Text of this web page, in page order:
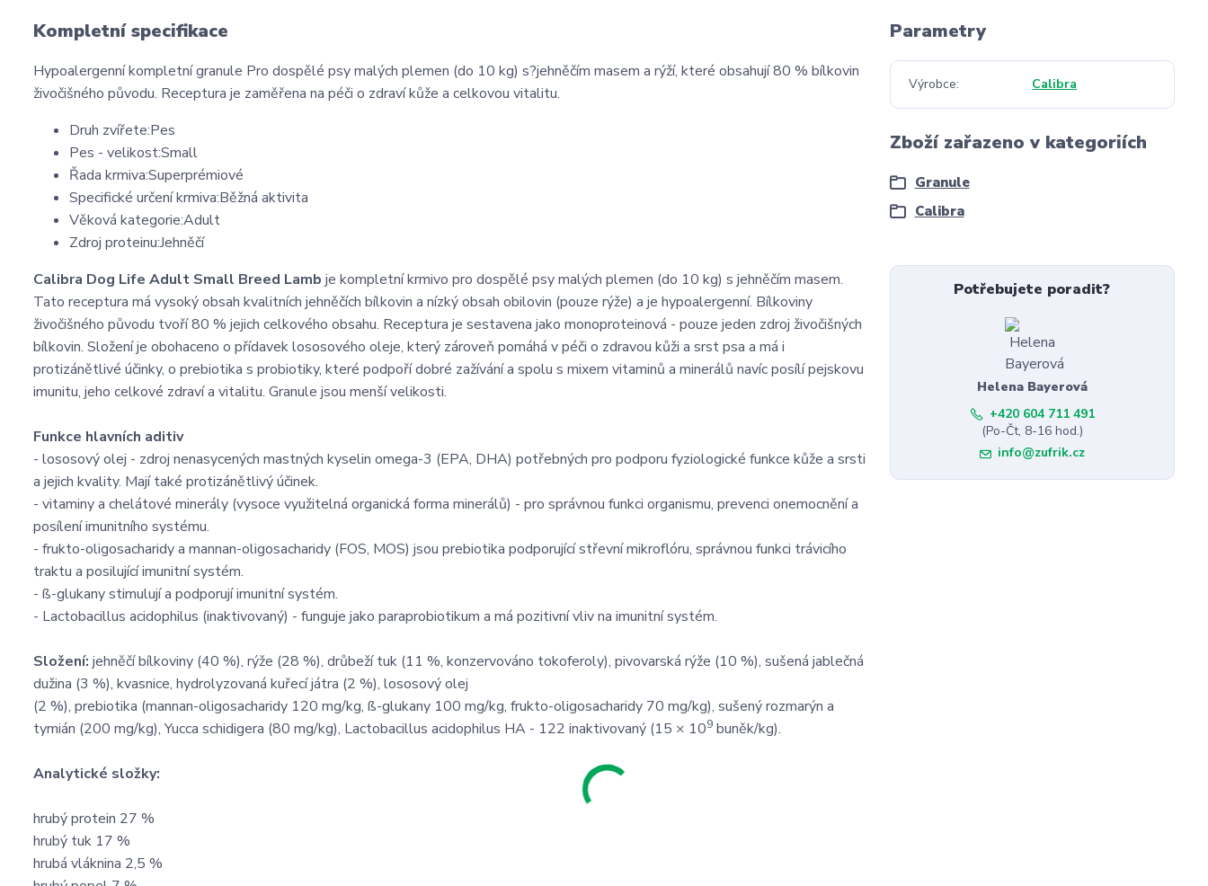
Kompletní specifikace
Hypoalergenní kompletní granule Pro dospělé psy malých plemen (do 10 kg) s?jehněčím masem a rýží, které obsahují 80 % bílkovin
živočišného původu. Receptura je zaměřena na péči o zdraví kůže a celkovou vitalitu.
Druh zvířete:Pes
Pes - velikost:Small
Řada krmiva:Superprémiové
Specifické určení krmiva:Běžná aktivita
Věková kategorie:Adult
Zdroj proteinu:Jehněčí
Calibra Dog Life Adult Small Breed Lamb je kompletní krmivo pro dospělé psy malých plemen (do 10 kg) s jehněčím masem.
Tato receptura má vysoký obsah kvalitních jehněčích bílkovin a nízký obsah obilovin (pouze rýže) a je hypoalergenní. Bílkoviny
živočišného původu tvoří 80 % jejich celkového obsahu. Receptura je sestavena jako monoproteinová - pouze jeden zdroj živočišných
bílkovin. Složení je obohaceno o přídavek lososového oleje, který zároveň pomáhá v péči o zdravou kůži a srst psa a má i
protizánětlivé účinky, o prebiotika s probiotiky, které podpoří dobré zažívání a spolu s mixem vitaminů a minerálů navíc posílí pejskovu
imunitu, jeho celkové zdraví a vitalitu. Granule jsou menší velikosti.
Funkce hlavních aditiv
- lososový olej - zdroj nenasycených mastných kyselin omega-3 (EPA, DHA) potřebných pro podporu fyziologické funkce kůže a srsti
a jejich kvality. Mají také protizánětlivý účinek.
- vitaminy a chelátové minerály (vysoce využitelná organická forma minerálů) - pro správnou funkci organismu, prevenci onemocnění a
posílení imunitního systému.
- frukto-oligosacharidy a mannan-oligosacharidy (FOS, MOS) jsou prebiotika podporující střevní mikroflóru, správnou funkci trávicího
traktu a posilující imunitní systém.
- ß-glukany stimulují a podporují imunitní systém.
- Lactobacillus acidophilus (inaktivovaný) - funguje jako paraprobiotikum a má pozitivní vliv na imunitní systém.
Složení: jehněčí bílkoviny (40 %), rýže (28 %), drůbeží tuk (11 %, konzervováno tokoferoly), pivovarská rýže (10 %), sušená jablečná
dužina (3 %), kvasnice, hydrolyzovaná kuřecí játra (2 %), lososový olej
(2 %), prebiotika (mannan-oligosacharidy 120 mg/kg, ß-glukany 100 mg/kg, frukto-oligosacharidy 70 mg/kg), sušený rozmarýn a
tymián (200 mg/kg), Yucca schidigera (80 mg/kg), Lactobacillus acidophilus HA - 122 inaktivovaný (15 × 109 buněk/kg).
Analytické složky:
hrubý protein 27 %
hrubý tuk 17 %
hrubá vláknina 2,5 %
Parametry
Výrobce Calibra
Zboží zařazeno v kategoriích
Granule
Calibra
Potřebujete poradit?
Helena Bayerová
+420 604 711 491
(Po-Čt, 8-16 hod.)
info@zufrik.cz